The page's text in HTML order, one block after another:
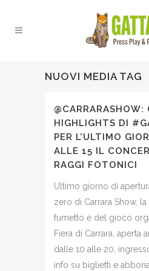
NUOVI MEDIA TAG
@CARRARASHOW:
HIGHLIGHTS DI
PER L’ULTIMO
ALLE 15 IL
RAGGI FOTONICI
Ultimo giorno di
zero di Carrara Show, la
fumetto e del gioco
Fiera di Carrara, aperta
dalle 10 alle 20,
info su biglietti e